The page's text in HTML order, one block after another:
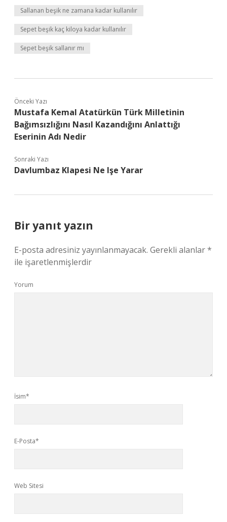
Sallanan beşik ne zamana kadar kullanılır
Sepet beşik kaç kiloya kadar kullanılır
Sepet beşik sallanır mı
Önceki Yazı
Mustafa Kemal Atatürkün Türk Milletinin
Bağımsızlığını Nasıl Kazandığını Anlattığı
Eserinin Adı Nedir
Sonraki Yazı
Davlumbaz Klapesi Ne Işe Yarar
Bir yanıt yazın
E-posta adresiniz yayınlanmayacak. Gerekli alanlar*
ile işaretlenmişlerdir
Yorum
İsim*
E-Posta*
Web Sitesi